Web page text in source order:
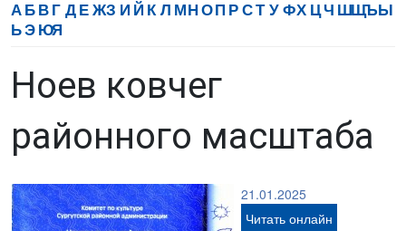
АБВГ ДЕЖЗ И Й К Л МНОП РСТ УФХ ЦЧ ШЩЪЫ
ЬЭЮЯ
Ноев ковчег
районного масштаба
21.01.2025
Читать онлайн